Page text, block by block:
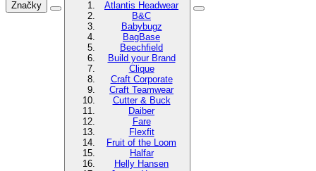
Značky
Atlantis Headwear
B&C
Babybugz
BagBase
Beechfield
Build your Brand
Clique
Craft Corporate
Craft Teamwear
Cutter & Buck
Daiber
Fare
Flexfit
Fruit of the Loom
Halfar
Helly Hansen